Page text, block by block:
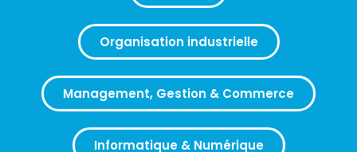
Organisation industrielle
Management, Gestion & Commerce
Informatique & Numérique